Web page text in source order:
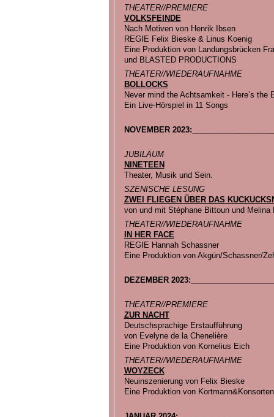
THEATER//PREMIERE
VOLKSFEINDE
Nach Motiven von Henrik Ibsen
REGIE Felix Bieske & Linus Koenig
Eine Produktion von Landungsbrücken
und BLASTED PRODUCTIONS
THEATER//WIEDERAUFNAHME
BOLLOCKS
Never mind the Achtsamkeit - Here’s the
Ein Live-Hörspiel in 11 Songs
NOVEMBER
JUBILÄUM
NINETEEN
Theater, Musik und Sein.
SZENISCHE LESUNG
ZWEI FLIEGEN ÜBER DAS
von und mit Stéphane Bittoun und Melina
THEATER//WIEDERAUFNAHME
IN HER FACE
REGIE Hannah Schassner
Eine Produktion von Akgün/Schassner/
DEZEMBER
THEATER//PREMIERE
ZUR NACHT
Deutschsprachige Erstaufführung
von Evelyne de la Chenelière
Eine Produktion von Kornelius Eich
THEATER//WIEDERAUFNAHME
WOYZECK
Neuinszenierung von Felix Bieske
Eine Produktion von Kortmann&Konsorten